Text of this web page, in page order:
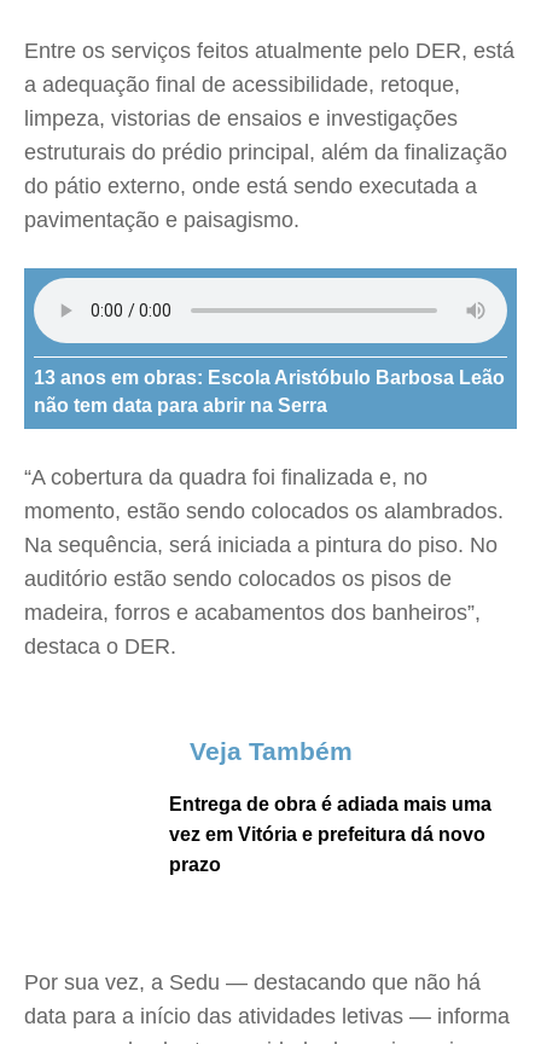
Entre os serviços feitos atualmente pelo DER, está
a adequação final de acessibilidade, retoque,
limpeza, vistorias de ensaios e investigações
estruturais do prédio principal, além da finalização
do pátio externo, onde está sendo executada a
pavimentação e paisagismo.
13 anos em obras: Escola Aristóbulo Barbosa Leão
não tem data para abrir na Serra
“A cobertura da quadra foi finalizada e, no
momento, estão sendo colocados os alambrados.
Na sequência, será iniciada a pintura do piso. No
auditório estão sendo colocados os pisos de
madeira, forros e acabamentos dos banheiros”,
destaca o DER.
Veja Também
Entrega de obra é adiada mais uma
vez em Vitória e prefeitura dá novo
prazo
Por sua vez, a Sedu — destacando que não há
data para a início das atividades letivas — informa